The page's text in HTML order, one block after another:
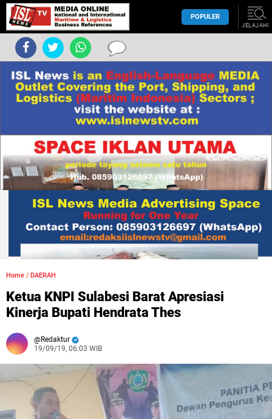
POPULER
JELAJAHI
Home / DAERAH
Ketua KNPI Sulabesi Barat Apresiasi
Kinerja Bupati Hendrata Thes
Redaktur
19/09/19, 06:03 WIB